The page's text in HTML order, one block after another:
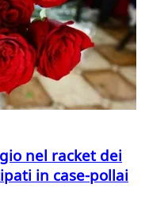
nel racket dei
in case-pollai